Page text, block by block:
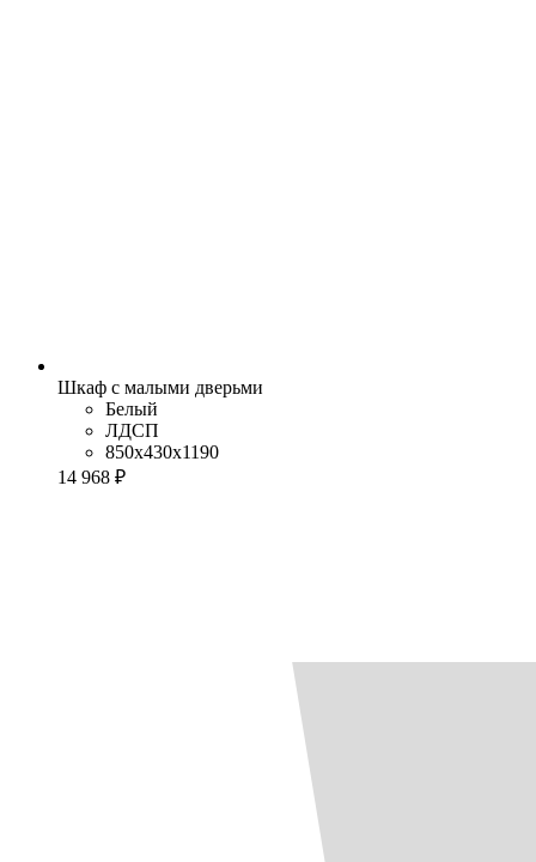
Шкаф с малыми дверьми
Белый
ЛДСП
850x430x1190
14 968 ₽